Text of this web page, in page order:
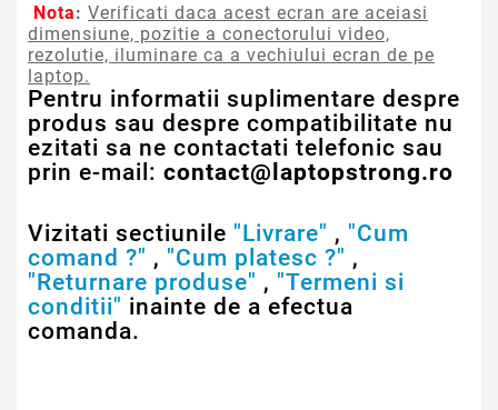
Nota: Verificati daca acest ecran are aceiasi
dimensiune, pozitie a conectorului video,
rezolutie, iluminare ca a vechiului ecran de pe
laptop.
Pentru informatii suplimentare despre
produs sau despre compatibilitate nu
ezitati sa ne contactati telefonic sau
prin e-mail: contact@laptopstrong.ro
Vizitati sectiunile "Livrare" , "Cum
comand ?" , "Cum platesc ?" ,
"Returnare produse" , "Termeni si
conditii" inainte de a efectua
comanda.